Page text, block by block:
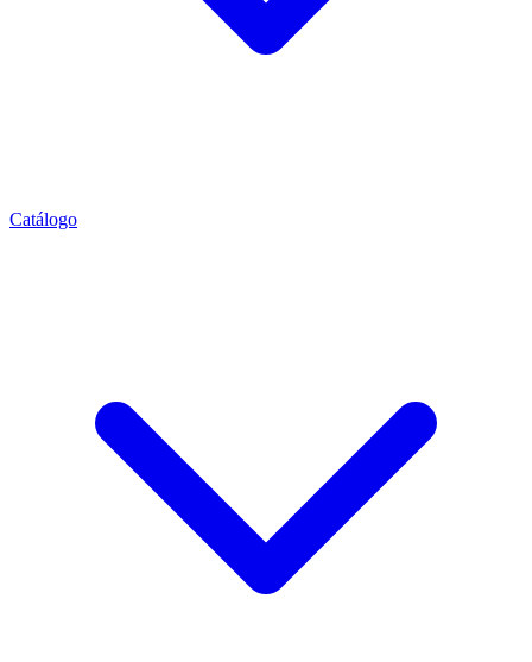
Catálogo